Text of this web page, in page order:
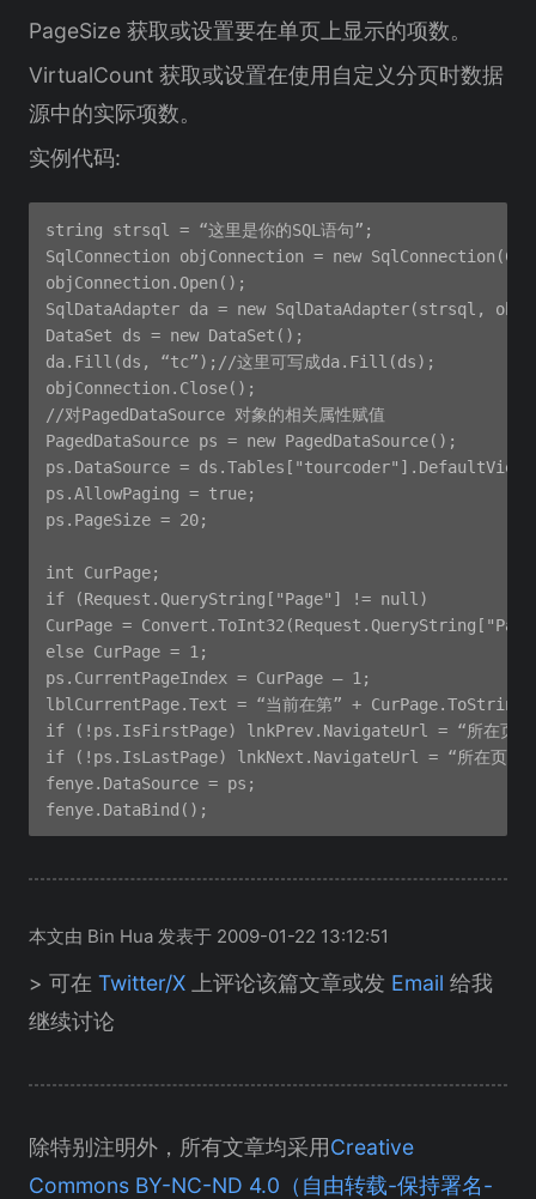
PageSize 获取或设置要在单页上显示的项数。
VirtualCount 获取或设置在使用自定义分页时数据
源中的实际项数。
实例代码:
string strsql = “这里是你的SQL语句”;
SqlConnection objConnection = new
objConnection.Open();
SqlDataAdapter da = new SqlDataAdapter(strsql,
DataSet ds = new DataSet();
da.Fill(ds, “tc”);//这里可写成da.Fill(ds);
objConnection.Close();
//对PagedDataSource 对象的相关属性赋值
PagedDataSource ps = new PagedDataSource();
ps.DataSource =
ps.AllowPaging = true;
ps.PageSize = 20;
int CurPage;
if (Request.QueryString["Page"] != null)
CurPage =
else CurPage = 1;
ps.CurrentPageIndex = CurPage – 1;
lblCurrentPage.Text = “当前在第” +
if (!ps.IsFirstPage) lnkPrev.NavigateUrl = “所在页面
if (!ps.IsLastPage) lnkNext.NavigateUrl = “所在页面
fenye.DataSource = ps;
本文由 Bin Hua 发表于 2009-01-22 13:12:51
> 可在 Twitter/X 上评论该篇文章或发 Email 给我
继续讨论
除特别注明外，所有文章均采用Creative
Commons BY-NC-ND 4.0（自由转载-保持署名-